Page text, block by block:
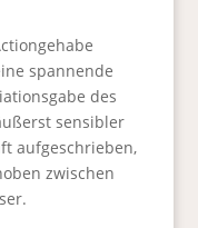
spannende
des
sensibler
aufgeschrieben,
zwischen